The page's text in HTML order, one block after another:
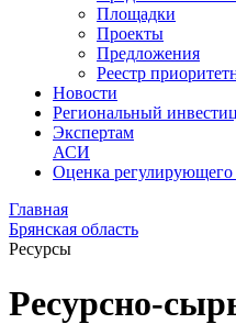
Площадки
Проекты
Предложения
Реестр
Новости
Региональный
Экспертам
АСИ
Оценка регулирующего
Главная
Брянская область
Ресурсы
Ресурсно-